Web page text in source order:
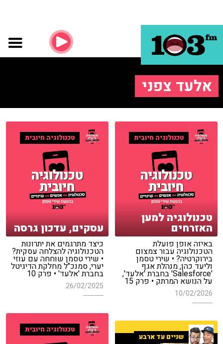
אלעד צפני
טכנולוגיה חיובית
טכנולוגיה למען
האזרחים
באיזה אופן פועלת
הטכנולוגיה עבור צמצום
בירוקרטיה? • שירי טסמן
וליעד כהן, מנהלת אגף
'Salesforce' בחברת 'אלעד',
על הנושא המרתק • פרק 15
10/02/2026
טכנולוגיה חיובית
עסקים, עדכון גרסה
כיצד מתרגמים את יתרונות
הטכנולוגיה להצלחה עסקית?
• שירי טסמן שוחחה עם עוזי
יערי, סמנכ"ל מחלקת הדיגיטל
בחברת 'אלעד' • פרק 10
26/02/2025
טכנולוגיה חיובית
שניים עד ארבע